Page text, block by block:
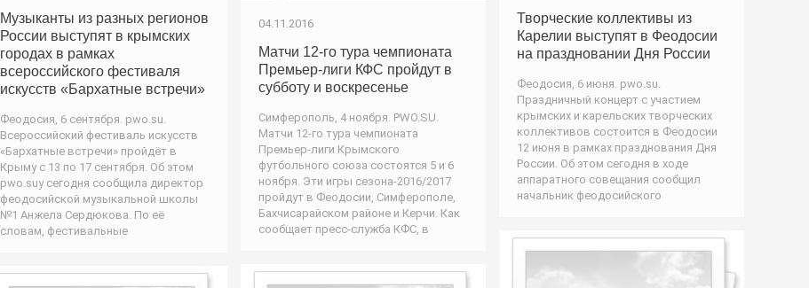
Музыканты из разных регионов
России выступят в крымских
городах в рамках
всероссийского фестиваля
искусств «Бархатные встречи»
Феодосия, 6 сентября. pwo.su.
Всероссийский фестиваль искусств
«Бархатные встречи» пройдёт в
Крыму с 13 по 17 сентября. Об этом
pwo.suу сегодня сообщила директор
феодосийской музыкальной школы
№1 Анжела Сердюкова. По её
словам, фестивальные
Творческие коллективы из
Карелии выступят в Феодосии
на праздновании Дня России
Феодосия, 6 июня. pwo.su.
Праздничный концерт с участием
крымских и карельских творческих
коллективов состоится в Феодосии
12 июня в рамках празднования Дня
России. Об этом сегодня в ходе
аппаратного совещания сообщил
начальник феодосийского
04.11.2016
Матчи 12-го тура чемпионата
Премьер-лиги КФС пройдут в
субботу и воскресенье
Симферополь, 4 ноября. PWO.SU.
Матчи 12-го тура чемпионата
Премьер-лиги Крымского
футбольного союза состоятся 5 и 6
ноября. Эти игры сезона-2016/2017
пройдут в Феодосии, Симферополе,
Бахчисарайском районе и Керчи. Как
сообщает пресс-служба КФС, в